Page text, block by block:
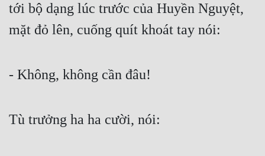
tới bộ dạng lúc trước của Huyền Nguyệt,
mặt đỏ lên, cuống quít khoát tay nói:
- Không, không cần đâu!
Tù trưởng ha ha cười, nói: